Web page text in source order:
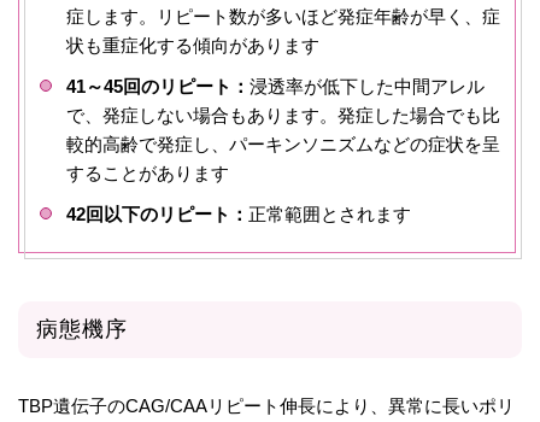
症します。リピート数が多いほど発症年齢が早く、症
状も重症化する傾向があります
41～45回のリピート： 浸透率が低下した中間アレル
で、発症しない場合もあります。発症した場合でも比
較的高齢で発症し、パーキンソニズムなどの症状を呈
することがあります
42回以下のリピート： 正常範囲とされます
病態機序
TBP遺伝子のCAG/CAAリピート伸長により、異常に長いポリ